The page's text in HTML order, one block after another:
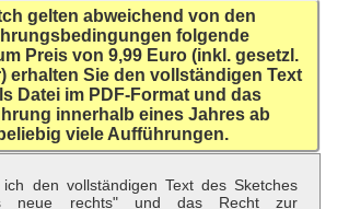
gelten abweichend von den
folgende
Preis von 9,99 Euro (inkl. gesetzl.
erhalten Sie den vollständigen Text
Datei im PDF-Format und das
innerhalb eines Jahres ab
viele Aufführungen.
den vollständigen Text des Sketches
neue rechts" und das Recht zur